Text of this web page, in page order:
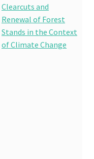
Clearcuts and
Renewal of Forest
Stands in the Context
of Climate Change